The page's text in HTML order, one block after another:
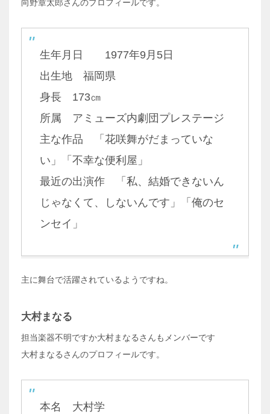
向野章太郎さんのプロフィールです。
生年月日 1977年9月5日
出生地 福岡県
身長 173㎝
所属 アミューズ内劇団プレステージ
主な作品 「花咲舞がだまっていな
い」「不幸な便利屋」
最近の出演作 「私、結婚できないん
じゃなくて、しないんです」「俺のセ
ンセイ」
主に舞台で活躍されているようですね。
大村まなる
担当楽器不明ですか大村まなるさんもメンバーです
大村まなるさんのプロフィールです。
本名 大村学